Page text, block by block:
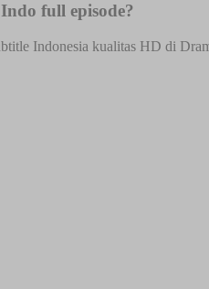
full episode?
Indonesia kualitas HD di